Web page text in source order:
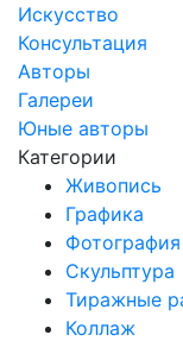
Искусство
Консультация
Авторы
Галереи
Юные авторы
Категории
Живопись
Графика
Фотография
Скульптура
Тиражные
Коллаж